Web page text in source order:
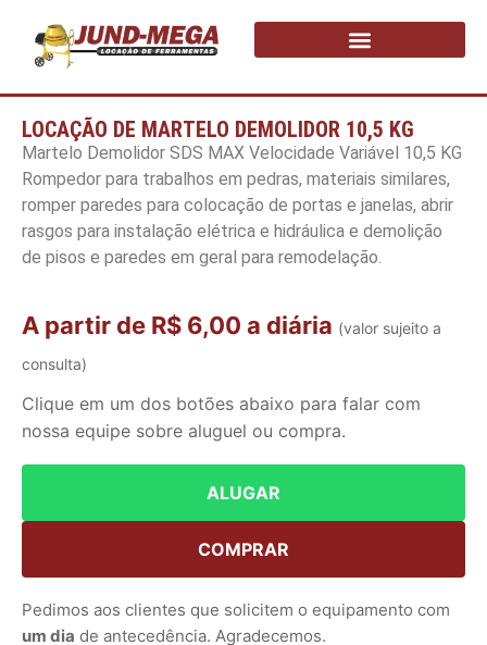
LOCAÇÃO DE MARTELO DEMOLIDOR 10,5 KG
Martelo Demolidor SDS MAX Velocidade Variável 10,5 KG
Rompedor para trabalhos em pedras, materiais similares,
romper paredes para colocação de portas e janelas, abrir
rasgos para instalação elétrica e hidráulica e demolição
de pisos e paredes em geral para remodelação.
A partir de R$ 6,00 a diária (valor sujeito a
consulta)
Clique em um dos botões abaixo para falar com
nossa equipe sobre aluguel ou compra.
ALUGAR
COMPRAR
Pedimos aos clientes que solicitem o equipamento com
um dia de antecedência. Agradecemos.